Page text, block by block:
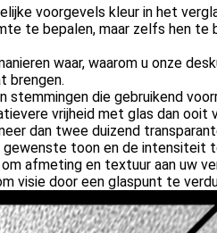
voorgevels kleur in het
te bepalen, maar zelfs hen te
waar, waarom u onze
brengen.
stemmingen die gebruikend
vrijheid met glas dan ooit
dan twee duizend
toon en de intensiteit
afmeting en textuur aan uw
visie door een glaspunt te